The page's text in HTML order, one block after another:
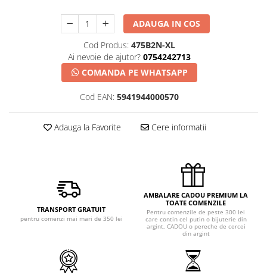
ADAUGA IN COS
Cod Produs: 475B2N-XL
Ai nevoie de ajutor? 0754242713
COMANDA PE WHATSAPP
Cod EAN: 5941944000570
Adauga la Favorite Cere informatii
TRANSPORT GRATUIT
pentru comenzi mai mari de 350 lei
AMBALARE CADOU PREMIUM LA
TOATE COMENZILE
Pentru comenzile de peste 300 lei
care contin cel putin o bijuterie din
argint, CADOU o pereche de cercei
din argint